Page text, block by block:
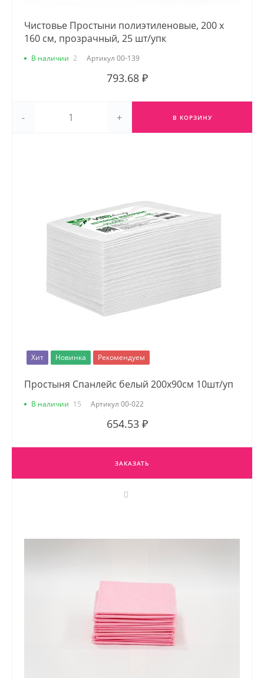
Чистовье Простыни полиэтиленовые, 200 х
160 см, прозрачный, 25 шт/упк
В наличии 2 Артикул 00-139
793.68 ₽
- + В КОРЗИНУ
Хит Новинка Рекомендуем
Простыня Спанлейс белый 200х90см 10шт/уп
В наличии 15 Артикул 00-022
654.53 ₽
ЗАКАЗАТЬ